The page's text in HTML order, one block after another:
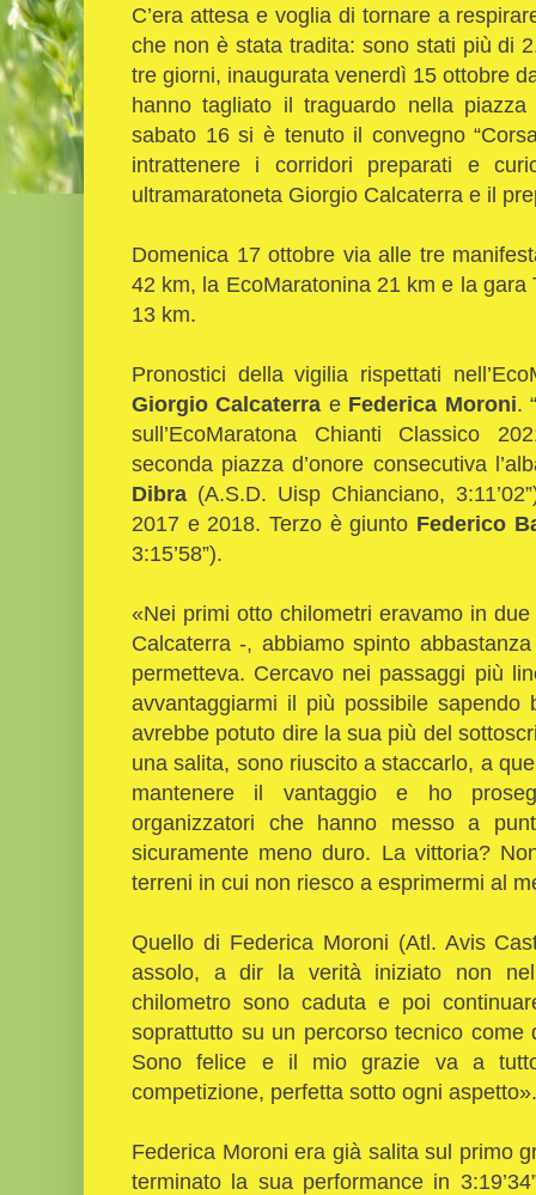
C’era attesa e voglia di tornare a
che non è stata tradita: sono stati più di
tre giorni, inaugurata venerdì 15 ottobre
hanno tagliato il traguardo nella
sabato 16 si è tenuto il convegno
intrattenere i corridori preparati e
ultramaratoneta Giorgio Calcaterra e il
Domenica 17 ottobre via alle tre
42 km, la EcoMaratonina 21 km e la
13 km.
Pronostici della vigilia rispettati
Giorgio Calcaterra e Federica Moroni.
sull’EcoMaratona Chianti Classico
seconda piazza d’onore consecutiva
Dibra (A.S.D. Uisp Chianciano,
2017 e 2018. Terzo è giunto Federico
3:15’58”).
«Nei primi otto chilometri eravamo in
Calcaterra -, abbiamo spinto
permetteva. Cercavo nei passaggi più
avvantaggiarmi il più possibile
avrebbe potuto dire la sua più del
una salita, sono riuscito a staccarlo, a
mantenere il vantaggio e ho
organizzatori che hanno messo a
sicuramente meno duro. La vittoria?
terreni in cui non riesco a esprimermi al
Quello di Federica Moroni (Atl. Avis
assolo, a dir la verità iniziato non
chilometro sono caduta e poi
soprattutto su un percorso tecnico
Sono felice e il mio grazie va a
competizione, perfetta sotto ogni aspetto».
Federica Moroni era già salita sul primo
terminato la sua performance in